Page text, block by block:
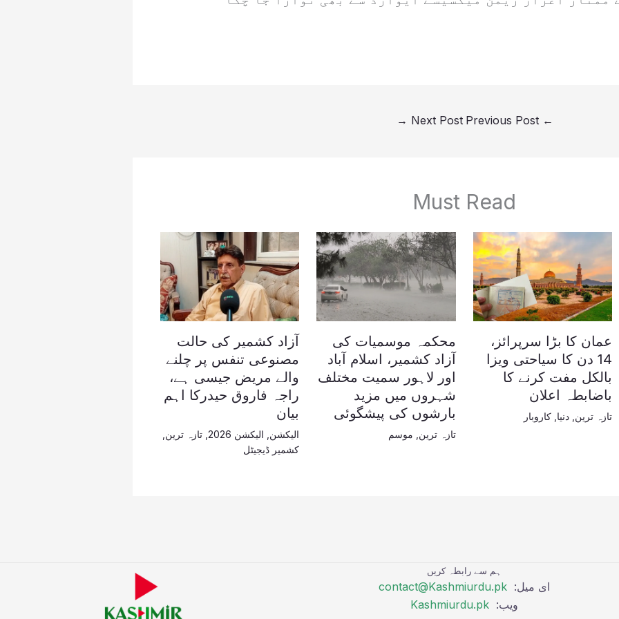
←
Next Post
→
Must Read
عمان کا بڑا سرپرائز،
14 دن کا سیاحتی ویزا
بالکل مفت کرنے کا
باضابطہ اعلان
تازہ ترین ,دنیا ,کاروبار
محکمہ موسمیات کی
آزاد کشمیر، اسلام آباد
اور لاہور سمیت مختلف
شہروں میں مزید
بارشوں کی پیشگوئی
تازہ ترین موسم
آزاد کشمیر کی حالت
مصنوعی تنفس پر چلنے
والے مریض جیسی ہے،
راجہ فاروق حیدرکا اہم
بیان
الیکشن الیکشن 2026 , تازہ ترین
کشمیر ڈیجیٹل
ہم سے رابطہ کریں
ای میل: contact@Kashmiurdu.pk
ویب: Kashmiurdu.pk